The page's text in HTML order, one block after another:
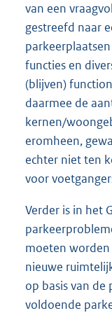
van een
gestreefd naar
functies en
(blijven)
daarmee de
kernen/
eromheen,
echter niet ten
voor
Verder is in het
moeten
nieuwe
op basis van de
voldoende